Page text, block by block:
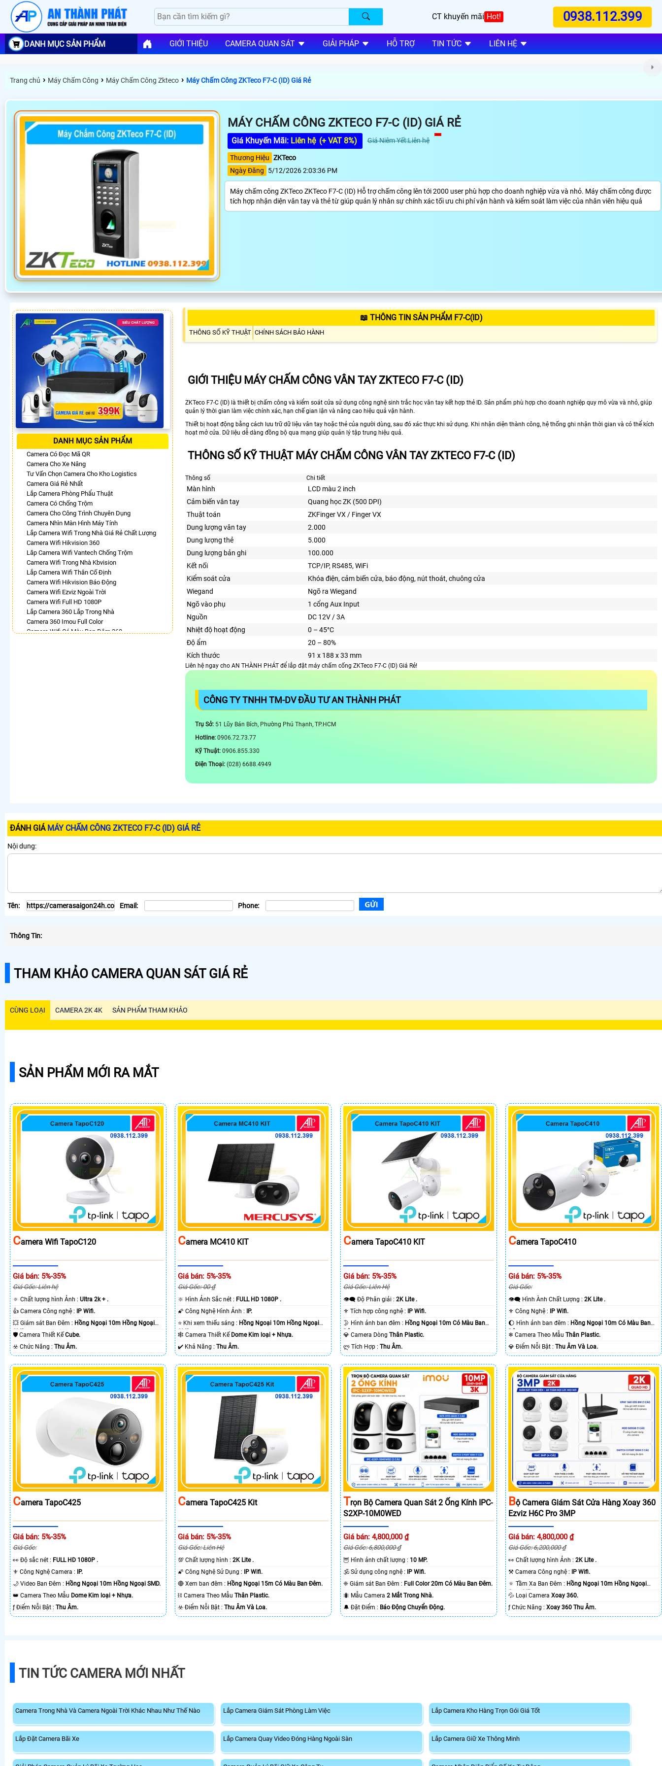
CT khuyến mãi Hot! 0938.112.399
DANH MỤC SẢN PHẨM GIỚI THIỆU CAMERA QUAN SÁT GIẢI PHÁP HỖ TRỢ TIN TỨC LIÊN HỆ
Trang chủ › Máy Chấm Công › Máy Chấm Công Zkteco › Máy Chấm Công ZKTeco F7-C (ID) Giá Rẻ
MÁY CHẤM CÔNG ZKTECO F7-C (ID) GIÁ RẺ
Giá Khuyến Mãi: Liên hệ (+ VAT 8%) Giá Niêm Yết:Liên hệ
Thương Hiệu ZKTeco
Ngày Đăng
5/12/2026 2:03:36 PM
Máy chấm công ZKTeco ZKTeco F7-C (ID) Hỗ trợ chấm công lên tới 2000 user phù hợp cho doanh nghiệp vừa và nhỏ. Máy chấm công được
tích hợp nhận diện vân tay và thẻ từ giúp quản lý nhân sự chính xác tối ưu chi phí vận hành và kiểm soát làm việc của nhân viên hiệu quả
DANH MỤC SẢN PHẨM
Camera Có Đọc Mã QR
Camera Cho Xe Nâng
Tư Vấn Chọn Camera Cho Kho Logistics
Camera Giá Rẻ Nhất
Lắp Camera Phòng Phẩu Thuật
Camera Có Chống Trộm
Camera Cho Công Trình Chuyên Dụng
Camera Nhìn Màn Hình Máy Tính
Lắp Camera Wifi Trong Nhà Giá Rẻ Chất Lượng
Camera Wifi Hikvision 360
Lăp Camera Wifi Vantech Chống Trộm
Camera Wifi Trong Nhà Kbvision
Lắp Camera Wifi Thân Cố Định
Camera Wifi Hikvision Báo Động
Camera Wifi Ezviz Ngoài Trời
Camera Wifi Full HD 1080P
Lắp Camera 360 Lắp Trong Nhà
Camera 360 Imou Full Color
Camera Wifi Có Màu Ban Đêm 360
📖 THÔNG TIN SẢN PHẨM F7-C(ID)
THÔNG SỐ KỸ THUẬT CHÍNH SÁCH BẢO HÀNH
GIỚI THIỆU MÁY CHẤM CÔNG VÂN TAY ZKTECO F7-C (ID)
ZKTeco F7-C (ID) là thiết bị chấm công và kiểm soát cửa sử dụng công nghệ sinh trắc học vân tay kết hợp thẻ ID. Sản phẩm phù hợp cho doanh nghiệp quy mô vừa và nhỏ, giúp
quản lý thời gian làm việc chính xác, hạn chế gian lận và nâng cao hiệu quả vận hành.
Thiết bị hoạt động bằng cách lưu trữ dữ liệu vân tay hoặc thẻ của người dùng, sau đó xác thực khi sử dụng. Khi nhận diện thành công, hệ thống ghi nhận thời gian và có thể kích
hoạt mở cửa. Dữ liệu dễ dàng đồng bộ qua mạng giúp quản lý tập trung hiệu quả.
THÔNG SỐ KỸ THUẬT MÁY CHẤM CÔNG VÂN TAY ZKTECO F7-C (ID)
Thông số Chi tiết
Màn hình
LCD màu 2 inch
Cảm biến vân tay
Quang học ZK (500 DPI)
Thuật toán
ZKFinger VX / Finger VX
Dung lượng vân tay
2.000
Dung lượng thẻ
5.000
Dung lượng bản ghi
100.000
Kết nối
TCP/IP, RS485, WiFi
Kiểm soát cửa
Khóa điện, cảm biến cửa, báo động, nút thoát, chuông cửa
Wiegand
Ngõ ra Wiegand
Ngõ vào phụ
1 cổng Aux Input
Nguồn
DC 12V / 3A
Nhiệt độ hoạt động
0 – 45°C
Độ ẩm
20 – 80%
Kích thước
91 x 188 x 33 mm
Liên hệ ngay cho AN THÀNH PHÁT để lắp đặt máy chấm cống ZKTeco F7-C (ID) Giá Rẻ!
CÔNG TY TNHH TM-DV ĐẦU TƯ AN THÀNH PHÁT
Trụ Sở: 51 Lũy Bán Bích, Phường Phú Thạnh, TP.HCM
Hotline: 0906.72.73.77
Kỹ Thuật: 0906.855.330
Điện Thoại: (028) 6688.4949
ĐÁNH GIÁ MÁY CHẤM CÔNG ZKTECO F7-C (ID) GIÁ RẺ
Nội dung:
Tên: Email: Phone:
Thông Tin:
THAM KHẢO CAMERA QUAN SÁT GIÁ RẺ
CÙNG LOẠI CAMERA 2K 4K SẢN PHẨM THAM KHẢO
SẢN PHẨM MỚI RA MẮT
CAmera Wifi TapoC120
Giá bán: 5%-35%
Giá Gốc: Liên hệ
🔅 Chất lượng hình Ảnh : Ultra 2k + .
👍 Camera Công nghệ : IP Wifi.
💥 Giám sát Ban Đêm : Hồng Ngoại 10m Hồng Ngoại
SMD.🛡 Camera Thiết KếCube.
️☣️ Chức Năng : Thu Âm.
CAmera MC410 KIT
Giá bán: 5%-35%
Giá Gốc: 00 ₫
🔆 Hình Ảnh Sắc nét : FULL HD 1080P .
🌠 Công Nghệ Hình Ảnh : IP.
⭐ Khi xem thiếu sáng : Hồng Ngoại 10m Hồng Ngoại
SMD.🕸️ Camera Thiết Kế Dome Kim loại + Nhựa.
️✔️ Khả Năng :Thu Âm.
CAmera TapoC410 KIT
Giá bán: 5%-35%
Giá Gốc: Liên Hệ
👁️‍🗨 Độ Phân giải : 2K Lite .
⚜️ Tích hợp công nghệ : IP Wifi.
🌛 Hình ảnh ban đêm : Hồng Ngoại 10m Có Màu Ban
Ðêm.💎 Camera Dòng Thân Plastic.
️ლ Tích Hợp : Thu Âm.
CAmera TapoC410
Giá bán: 5%-35%
Giá Gốc:
👁️‍🗨 Hình Ành Chất Lượng :2K Lite .
⚜️ Công Nghệ : IP Wifi.
🌔 Hình ảnh ban đêm : Hồng Ngoại 10m Có Màu Ban
Ðêm.❄ Camera Theo MẫuThân Plastic.
️💎 Điểm Nỗi Bật :Thu Âm Và Loa.
CAmera TapoC425
Giá bán: 5%-35%
Giá Gốc:
️👀 Độ sắc nét : FULL HD 1080P .
⚜️ Công Nghệ Camera : IP.
🌙 Video Ban Đêm : Hồng Ngoại 10m Hồng Ngoại SMD.
👑 Camera Theo Mẫu Dome Kim loại + Nhựa.
️ƒ Điểm Nỗi Bật : Thu Âm.
CAmera TapoC425 Kit
Giá bán: 5%-35%
Giá Gốc: Liên Hệ
💯 Chất lượng hình :2K Lite .
🌠 Công Nghệ Sử Dụng : IP Wifi.
🔴 Xem ban đêm : Hồng Ngoại 15m Có Màu Ban Ðêm.
⛓ Camera Theo MẫuThân Plastic.
️☣️ Điểm Nỗi Bật :Thu Âm Và Loa.
TRọn Bộ Camera Quan Sát 2 Ống Kính IPC-
S2XP-10M0WED
Giá bán: 4,800,000 ₫
Giá Gốc: 6,800,000 ₫
🦉 Hình ảnh chất lượng : 10 MP.
🕉️ Sử dụng công nghệ : IP Wifi.
❈ Giám sát Ban Đêm : Full Color 20m Có Màu Ban Ðêm.
🐜 Mẫu Camera 2 Mắt Trong Nhà.
️🔔 Đặt Điểm : Báo Động Chuyển Động.
BỘ Camera Giám Sát Cửa Hàng Xoay 360
Ezviz H6C Pro 3MP
Giá bán: 4,800,000 ₫
Giá Gốc: 6,200,000 ₫
️👀 Chất lượng hình Ảnh :2K Lite .
⚒ Camera Công nghệ : IP Wifi.
🔅 Tầm Xa Ban Đêm : Hồng Ngoại 10m Hồng Ngoại
Smart IR.
💦 Loại CameraXoay 360.
️ƒ Chức Năng :Xoay 360 Thu Âm.
TIN TỨC CAMERA MỚI NHẤT
Camera Trong Nhà Và Camera Ngoài Trời Khác Nhau Như Thế Nào Lắp Camera Giám Sát Phòng Làm Việc Lắp Camera Kho Hàng Trọn Gói Giá Tốt
Lắp Đặt Camera Bãi Xe Lắp Camera Quay Video Đóng Hàng Ngoài Sàn Lắp Camera Giữ Xe Thông Minh